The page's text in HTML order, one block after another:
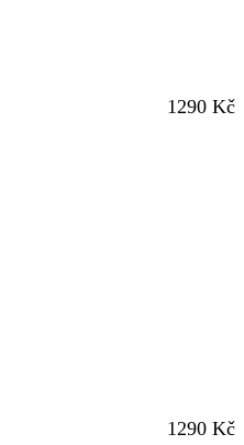
1290 Kč
1290 Kč